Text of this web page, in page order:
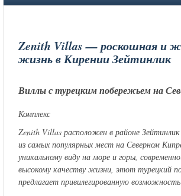
Zenith Villas — роскошная и
жизнь в Кирении Зейтинлик
Виллы с турецким побережьем на
Комплекс
Zenith Villas расположен в районе
из самых популярных мест на Северном
уникальному виду на море и горы,
высокому качеству жизни, этот турецкий
предлагает привилегированную